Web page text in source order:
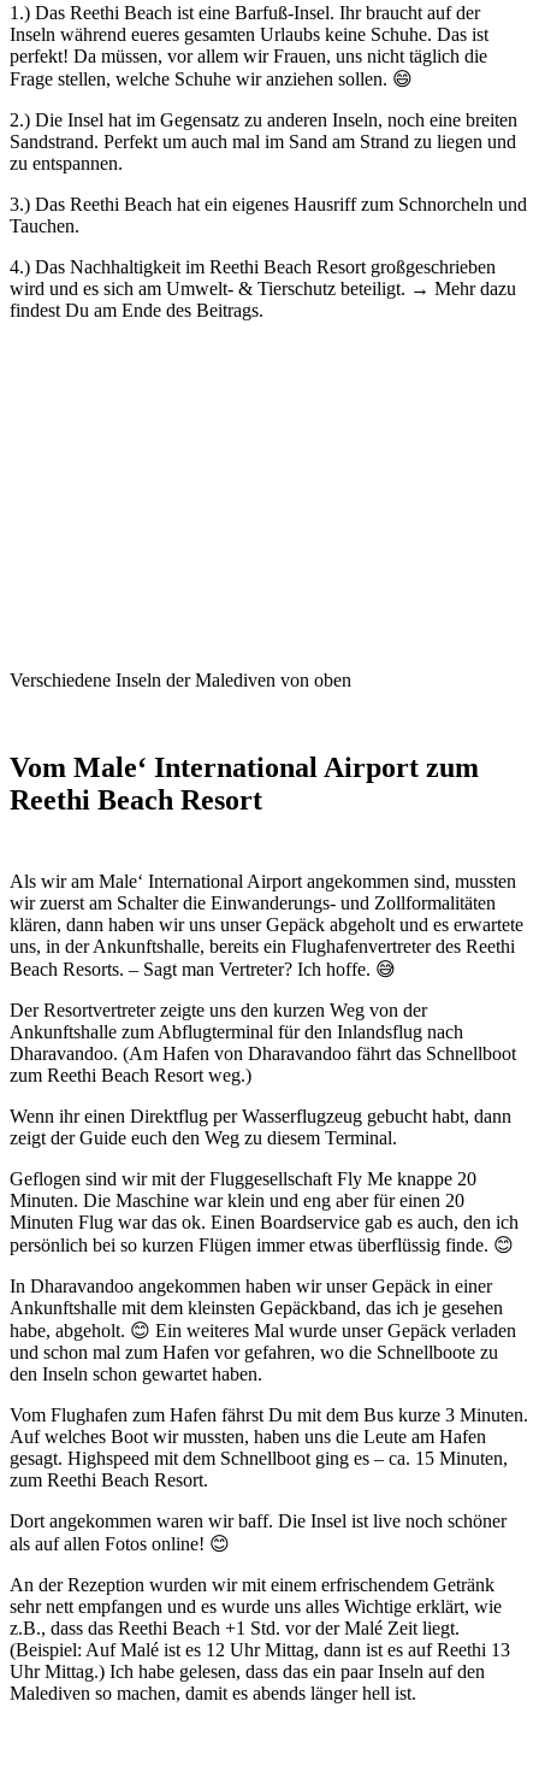
1.) Das Reethi Beach ist eine Barfuß-Insel. Ihr braucht auf der
Inseln während eueres gesamten Urlaubs keine Schuhe. Das ist
perfekt! Da müssen, vor allem wir Frauen, uns nicht täglich die
Frage stellen, welche Schuhe wir anziehen sollen. 😄
2.) Die Insel hat im Gegensatz zu anderen Inseln, noch eine breiten
Sandstrand. Perfekt um auch mal im Sand am Strand zu liegen und
zu entspannen.
3.) Das Reethi Beach hat ein eigenes Hausriff zum Schnorcheln und
Tauchen.
4.) Das Nachhaltigkeit im Reethi Beach Resort großgeschrieben
wird und es sich am Umwelt- & Tierschutz beteiligt. → Mehr dazu
findest Du am Ende des Beitrags.
Verschiedene Inseln der Malediven von oben
Vom Male‘ International Airport zum
Reethi Beach Resort
Als wir am Male‘ International Airport angekommen sind, mussten
wir zuerst am Schalter die Einwanderungs- und Zollformalitäten
klären, dann haben wir uns unser Gepäck abgeholt und es erwartete
uns, in der Ankunftshalle, bereits ein Flughafenvertreter des Reethi
Beach Resorts. – Sagt man Vertreter? Ich hoffe. 😅
Der Resortvertreter zeigte uns den kurzen Weg von der
Ankunftshalle zum Abflugterminal für den Inlandsflug nach
Dharavandoo. (Am Hafen von Dharavandoo fährt das Schnellboot
zum Reethi Beach Resort weg.)
Wenn ihr einen Direktflug per Wasserflugzeug gebucht habt, dann
zeigt der Guide euch den Weg zu diesem Terminal.
Geflogen sind wir mit der Fluggesellschaft Fly Me knappe 20
Minuten. Die Maschine war klein und eng aber für einen 20
Minuten Flug war das ok. Einen Boardservice gab es auch, den ich
persönlich bei so kurzen Flügen immer etwas überflüssig finde. 😊
In Dharavandoo angekommen haben wir unser Gepäck in einer
Ankunftshalle mit dem kleinsten Gepäckband, das ich je gesehen
habe, abgeholt. 😊 Ein weiteres Mal wurde unser Gepäck verladen
und schon mal zum Hafen vor gefahren, wo die Schnellboote zu
den Inseln schon gewartet haben.
Vom Flughafen zum Hafen fährst Du mit dem Bus kurze 3 Minuten.
Auf welches Boot wir mussten, haben uns die Leute am Hafen
gesagt. Highspeed mit dem Schnellboot ging es – ca. 15 Minuten,
zum Reethi Beach Resort.
Dort angekommen waren wir baff. Die Insel ist live noch schöner
als auf allen Fotos online! 😊
An der Rezeption wurden wir mit einem erfrischendem Getränk
sehr nett empfangen und es wurde uns alles Wichtige erklärt, wie
z.B., dass das Reethi Beach +1 Std. vor der Malé Zeit liegt.
(Beispiel: Auf Malé ist es 12 Uhr Mittag, dann ist es auf Reethi 13
Uhr Mittag.) Ich habe gelesen, dass das ein paar Inseln auf den
Malediven so machen, damit es abends länger hell ist.